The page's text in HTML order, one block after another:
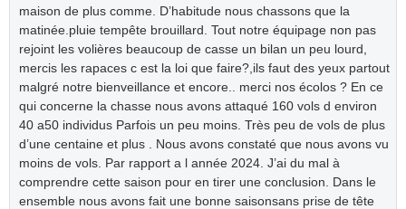
maison de plus comme. D’habitude nous chassons que la
matinée.pluie tempête brouillard. Tout notre équipage non pas
rejoint les volières beaucoup de casse un bilan un peu lourd,
mercis les rapaces c est la loi que faire?,ils faut des yeux partout
malgré notre bienveillance et encore.. merci nos écolos ? En ce
qui concerne la chasse nous avons attaqué 160 vols d environ
40 a50 individus Parfois un peu moins. Très peu de vols de plus
d’une centaine et plus . Nous avons constaté que nous avons vu
moins de vols. Par rapport a l année 2024. J’ai du mal à
comprendre cette saison pour en tirer une conclusion. Dans le
ensemble nous avons fait une bonne saisonsans prise de tête